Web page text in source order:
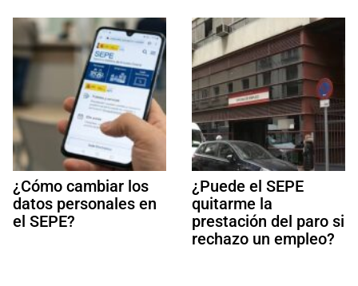
¿Cómo cambiar los
datos personales en
el SEPE?
¿Puede el SEPE
quitarme la
prestación del paro si
rechazo un empleo?